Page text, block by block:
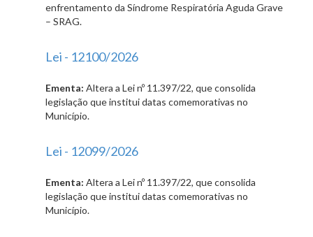
enfrentamento da Síndrome Respiratória Aguda Grave
– SRAG.
Lei - 12100/2026
Ementa: Altera a Lei nº 11.397/22, que consolida
legislação que institui datas comemorativas no
Município.
Lei - 12099/2026
Ementa: Altera a Lei nº 11.397/22, que consolida
legislação que institui datas comemorativas no
Município.